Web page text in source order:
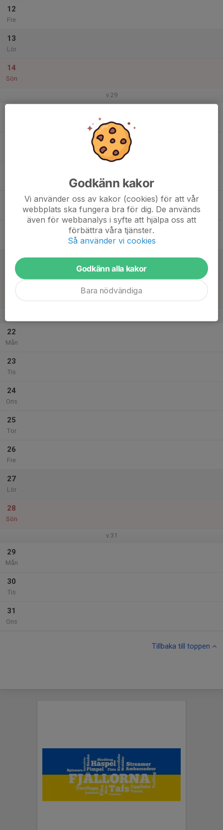
12
Fre
13
Lör
14
Sön
v.29
Lör
22
Mån
23
Tis
24
Ons
25
Tor
26
Fre
27
Lör
28
Sön
v.31
29
Mån
30
Tis
31
Ons
Tillbaka till toppen
Godkänn kakor
Vi använder oss av kakor (cookies) för att vår
webbplats ska fungera bra för dig. De används
även för webbanalys i syfte att hjälpa oss att
förbättra våra tjänster.
Så använder vi cookies
Godkänn alla kakor
Bara nödvändiga